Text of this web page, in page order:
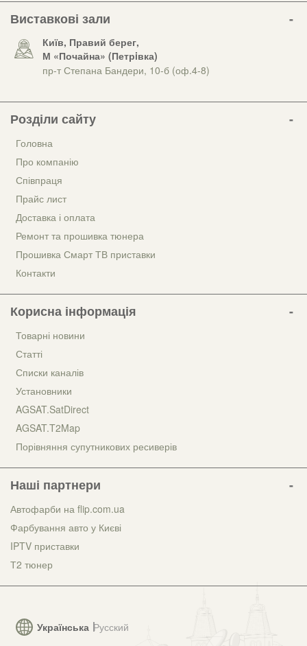
Виставкові зали
Київ, Правий берег,
М «Почайна» (Петрiвка)
пр-т Степана Бандери, 10-б (оф.4-8)
Українська Русский
Розділи сайту
Головна
Про компанію
Співпраця
Прайс лист
Доставка і оплата
Ремонт та прошивка тюнера
Прошивка Смарт ТВ приставки
Контакти
Корисна інформація
Товарні новини
Статті
Списки каналів
Установники
AGSAT.SatDirect
AGSAT.T2Map
Порівняння супутникових ресиверів
Наші партнери
Автофарби на flip.com.ua
Фарбування авто у Києві
IPTV приставки
Т2 тюнер